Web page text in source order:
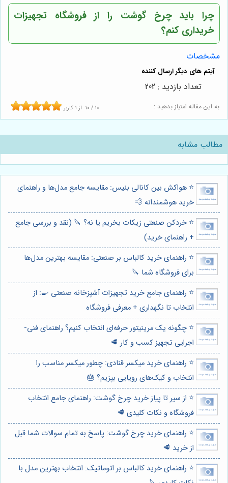
چرا باید چرخ گوشت را ازفروشگاه تجهیزات
خریداری کنم؟
مشخصات
به این مقاله امتیاز بدهید : 10 / 10 از 1 کاربر
تعداد بازدید : 202
مطالب مشابه
⭐️ هواکش بین کانالی بنیس: مقایسه جامع مدل‌ها و راهنمای
خرید هوشمندانه 💨
⭐️ خردکن صنعتی زیکات بخریم یا نه؟ 🔪 (نقد و بررسی جامع
+ راهنمای خرید)
⭐️ راهنمای خرید کالباس بر صنعتی: مقایسه بهترین مدل‌ها
برای فروشگاه شما 🔪
⭐️ راهنمای جامع خرید تجهیزات آشپزخانه صنعتی 🍳: از
انتخاب تا نگهداری + معرفی فروشگاه
⭐️ چگونه یک مرینیتور حرفه‌ای انتخاب کنیم؟ راهنمای فنی-
اجرایی تجهیز کسب و کار 🥩
⭐️ راهنمای خرید میکسر قنادی: چطور میکسر مناسب را
انتخاب و کیک‌های رویایی بپزیم؟ 🎂
⭐️ از سیر تا پیاز خرید چرخ گوشت: راهنمای جامع انتخاب
فروشگاه و نکات کلیدی 🥩
⭐️ راهنمای خرید چرخ گوشت: پاسخ به تمام سوالات شما قبل
از خرید 🥩
⭐️ راهنمای خرید کالباس بر اتوماتیک: انتخاب بهترین مدل با